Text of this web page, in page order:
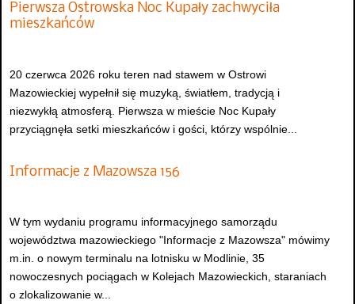
Pierwsza Ostrowska Noc Kupały zachwyciła
mieszkańców
20 czerwca 2026 roku teren nad stawem w Ostrowi
Mazowieckiej wypełnił się muzyką, światłem, tradycją i
niezwykłą atmosferą. Pierwsza w mieście Noc Kupały
przyciągnęła setki mieszkańców i gości, którzy wspólnie...
Informacje z Mazowsza 156
W tym wydaniu programu informacyjnego samorządu
województwa mazowieckiego "Informacje z Mazowsza" mówimy
m.in. o nowym terminalu na lotnisku w Modlinie, 35
nowoczesnych pociągach w Kolejach Mazowieckich, staraniach
o zlokalizowanie w...